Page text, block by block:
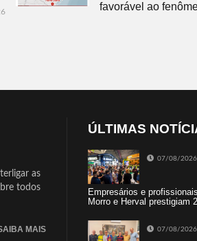
favorável ao
as
todos
MAIS
ÚLTIMAS
07/08/2026
Empresários e
Morro e Herval prestigiam
07/08/2026